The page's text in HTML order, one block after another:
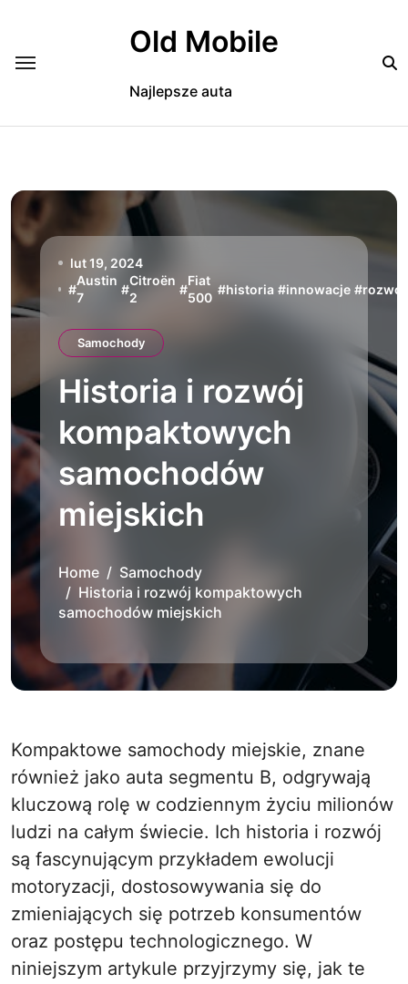
Old Mobile
Najlepsze auta
lut 19, 2024
#
Austin
7
#
Citroën
2
#
Fiat
500
#historia #innowacje #rozwój
Samochody
Historia i rozwój
kompaktowych
samochodów
miejskich
Home
Samochody
Historia i rozwój kompaktowych
samochodów miejskich
Kompaktowe samochody miejskie, znane
również jako auta segmentu B, odgrywają
kluczową rolę w codziennym życiu milionów
ludzi na całym świecie. Ich historia i rozwój
są fascynującym przykładem ewolucji
motoryzacji, dostosowywania się do
zmieniających się potrzeb konsumentów
oraz postępu technologicznego. W
niniejszym artykule przyjrzymy się, jak te